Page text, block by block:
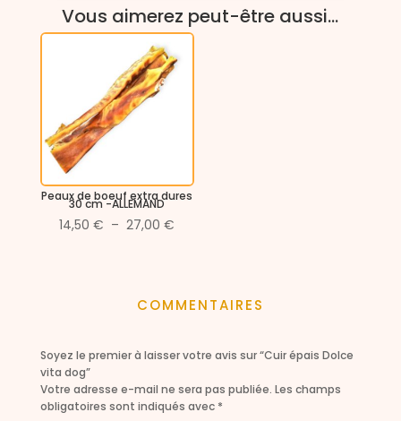
Vous aimerez peut-être aussi…
Peaux de boeuf extra dures
30 cm -ALLEMAND
14,50€ – 27,00€
COMMENTAIRES
Soyez le premier à laisser votre avis sur “Cuir épais Dolce
vita dog”
Votre adresse e-mail ne sera pas publiée. Les champs
obligatoires sont indiqués avec *